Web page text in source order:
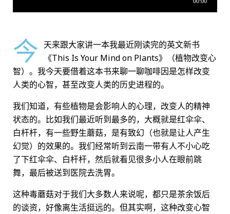
今 天来跟大家讲一本我最近刚读完的英文新书
《This Is Your Mind on Plants》（植物改变心
智）。我今天要借着这本书来聊一聊咖啡因是怎样改变
人类的心智，甚至改变人类的历史进程的。
我们知道，有些植物是会影响人的心理，改变人的精神
状态的。比如我们最近听到最多的，大概就是红伞伞、
白杆杆，有一些野生蘑菇，是有致幻（也就是让人产生
幻觉）的效果的。我们经常听到云南一带有人不小心吃
了下红伞伞、白杆杆，然后就看见很多小人在眼前跳
舞，最后被送到医院去洗胃。
这种毒蘑菇对于我们大多数人来说呢，都只是茶余饭后
的谈资，好像离生活挺远的。但其实啊，这种改变心智